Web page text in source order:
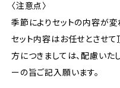
〈注意点〉
季節によりセットの内容が変
セット内容はお任せとさせて
方につきましては、配慮い
ーの旨ご記入願います。